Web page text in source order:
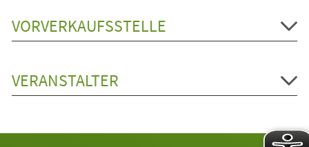
VORVERKAUFSSTELLE
VERANSTALTER